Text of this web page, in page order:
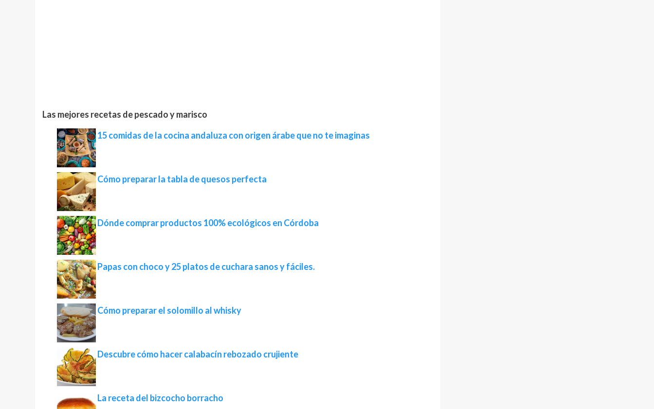
Las mejores recetas de pescado y marisco
15 comidas de la cocina andaluza con origen árabe que no te imaginas
Cómo preparar la tabla de quesos perfecta
Dónde comprar productos 100% ecológicos en Córdoba
Papas con choco y 25 platos de cuchara sanos y fáciles.
Cómo preparar el solomillo al whisky
Descubre cómo hacer calabacín rebozado crujiente
La receta del bizcocho borracho